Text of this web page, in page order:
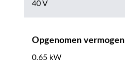
40 V
Opgenomen vermogen
0.65 kW